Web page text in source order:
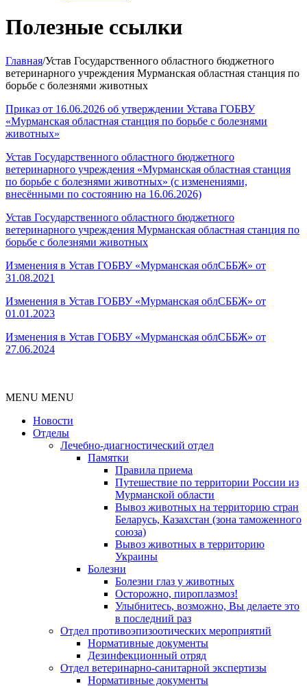
Полезные ссылки
Главная/Устав Государственного областного бюджетного
ветеринарного учреждения Мурманская областная станция по
борьбе с болезнями животных
Приказ от 16.06.2026 об утверждении Устава ГОБВУ
«Мурманская областная станция по борьбе с болезнями
животных»
Устав Государственного областного бюджетного
ветеринарного учреждения «Мурманская областная станция
по борьбе с болезнями животных» (с изменениями,
внесёнными по состоянию на 16.06.2026)
Устав Государственного областного бюджетного
ветеринарного учреждения Мурманская областная станция по
борьбе с болезнями животных
Изменения в Устав ГОБВУ «Мурманская облСББЖ» от
31.08.2021
Изменения в Устав ГОБВУ «Мурманская облСББЖ» от
01.01.2023
Изменения в Устав ГОБВУ «Мурманская облСББЖ» от
27.06.2024
MENU MENU
Новости
Отделы
Лечебно-диагностический отдел
Памятки
Правила приема
Путешествие по территории России из
Мурманской области
Вывоз животных на территорию стран
Беларусь, Казахстан (зона таможенного
союза)
Вывоз животных в территорию
Украины
Болезни
Болезни глаз у животных
Осторожно, пироплазмоз!
Улыбнитесь, возможно, Вы делаете это
в последний раз
Отдел противоэпизоотических мероприятий
Нормативные документы
Дезинфекционный отряд
Отдел ветеринарно-санитарной экспертизы
Нормативные документы